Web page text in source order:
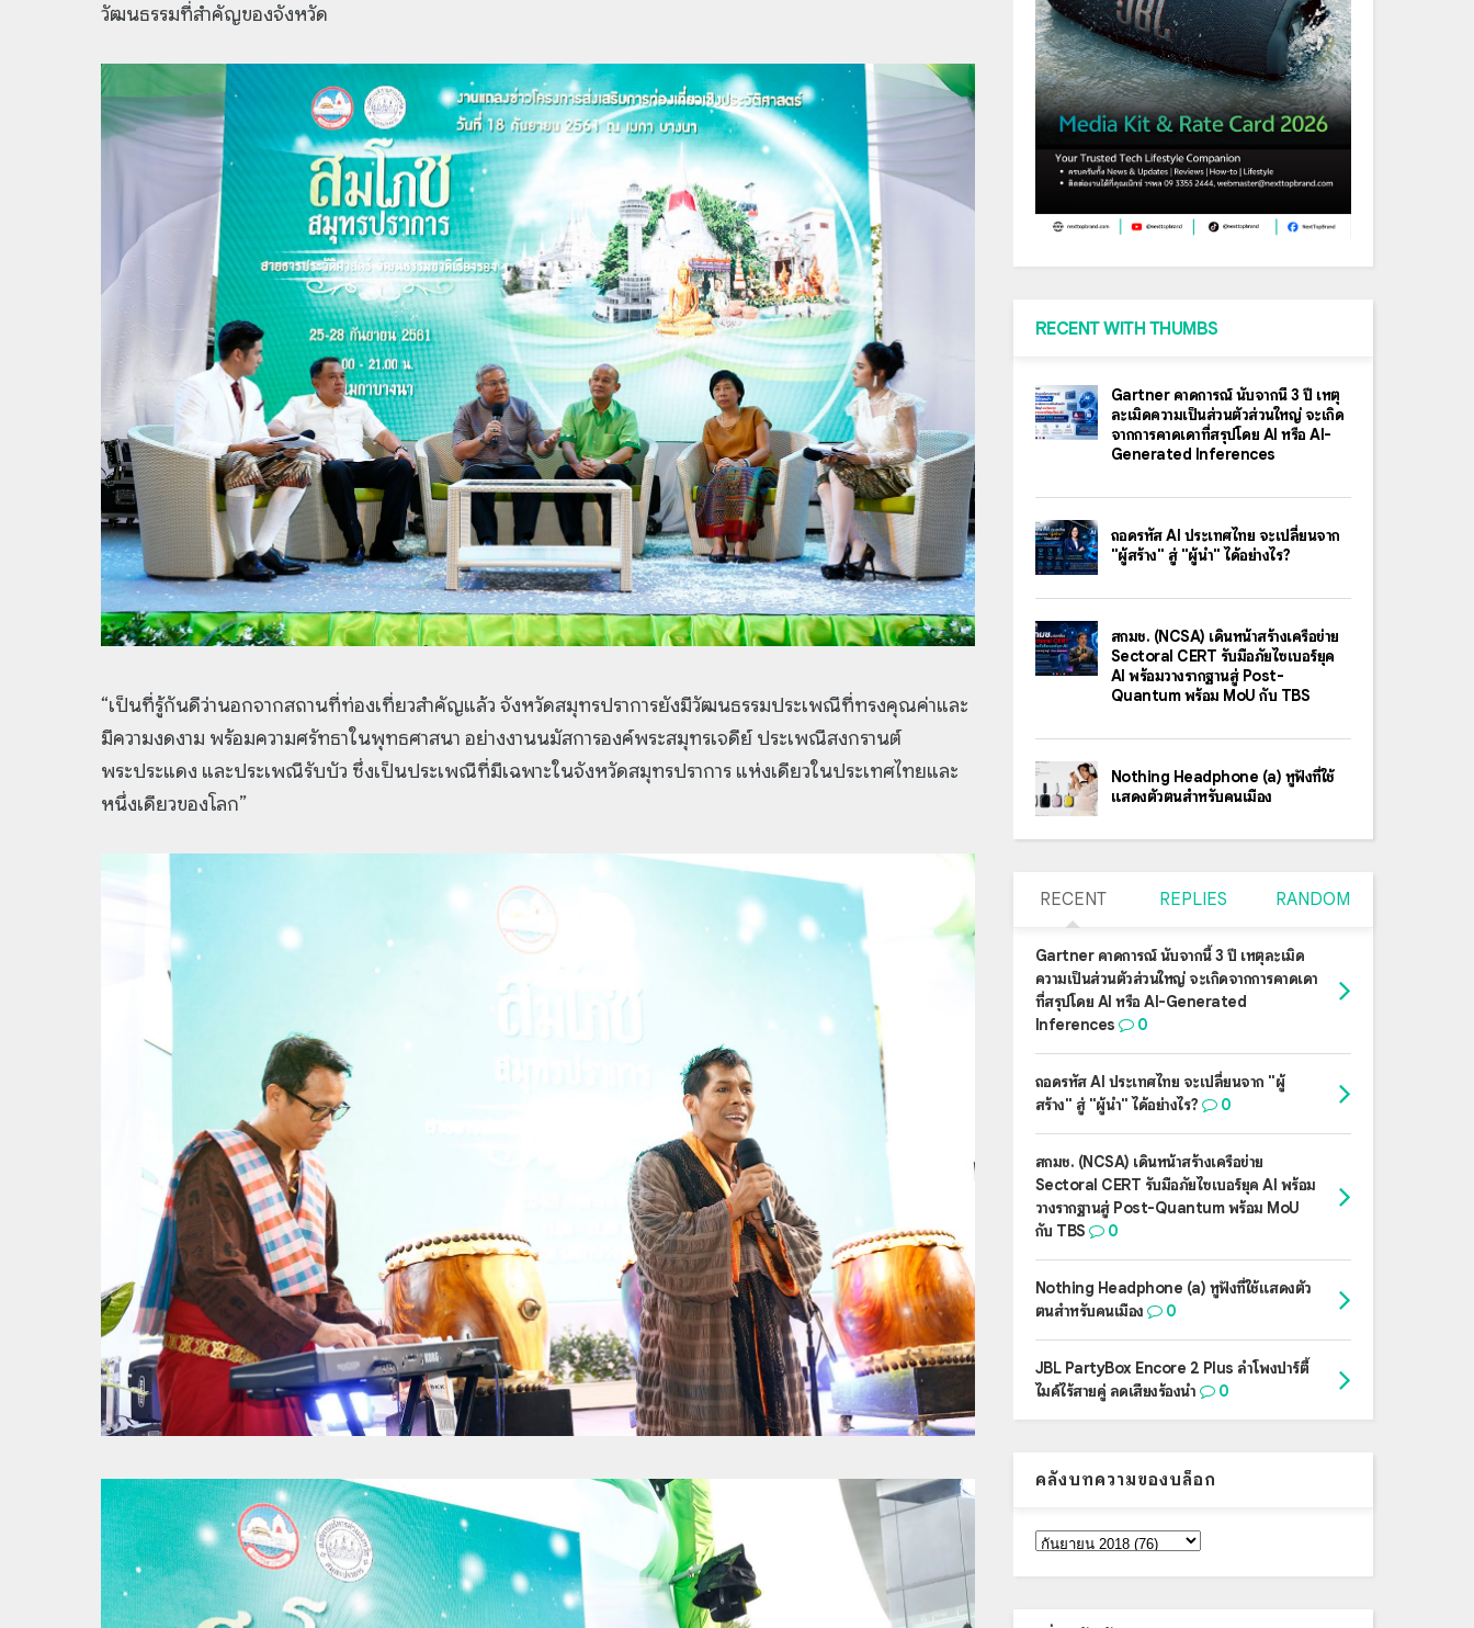
วัฒนธรรมที่สำคัญของจังหวัด
“เป็นที่รู้กันดีว่านอกจากสถานที่ท่องเที่ยวสำคัญแล้ว จังหวัดสมุทรปราการยังมีวัฒนธรรมประเพณีที่ทรงคุณค่าและ
มีความงดงาม พร้อมความศรัทธาในพุทธศาสนา อย่างงานนมัสการองค์พระสมุทรเจดีย์ ประเพณีสงกรานต์
พระประแดง และประเพณีรับบัว ซึ่งเป็นประเพณีที่มีเฉพาะในจังหวัดสมุทรปราการ แห่งเดียวในประเทศไทยและ
หนึ่งเดียวของโลก”
RECENT WITH THUMBS
Gartner คาดการณ์ นับจากนี้ 3 ปี เหตุ
ละเมิดความเป็นส่วนตัวส่วนใหญ่ จะเกิด
จากการคาดเดาที่สรุปโดย AI หรือ AI-
Generated Inferences
ถอดรหัส AI ประเทศไทย จะเปลี่ยนจาก
"ผู้สร้าง" สู่ "ผู้นำ" ได้อย่างไร?
สกมช. (NCSA) เดินหน้าสร้างเครือข่าย
Sectoral CERT รับมือภัยไซเบอร์ยุค
AI พร้อมวางรากฐานสู่ Post-
Quantum พร้อม MoU กับ TBS
Nothing Headphone (a) หูฟังที่ใช้
แสดงตัวตนสำหรับคนเมือง
RECENT REPLIES RANDOM
Gartner คาดการณ์ นับจากนี้ 3 ปี เหตุละเมิด
ความเป็นส่วนตัวส่วนใหญ่ จะเกิดจากการคาดเดา
ที่สรุปโดย AI หรือ AI-Generated
Inferences
0
ถอดรหัส AI ประเทศไทย จะเปลี่ยนจาก "ผู้
สร้าง" สู่ "ผู้นำ" ได้อย่างไร?
0
สกมช. (NCSA) เดินหน้าสร้างเครือข่าย
Sectoral CERT รับมือภัยไซเบอร์ยุค AI พร้อม
วางรากฐานสู่ Post-Quantum พร้อม MoU
กับ TBS
0
Nothing Headphone (a) หูฟังที่ใช้แสดงตัว
ตนสำหรับคนเมือง
0
JBL PartyBox Encore 2 Plus ลำโพงปาร์ตี้
ไมค์ไร้สายคู่ ลดเสียงร้องนำ
0
คลังบทความของบล็อก